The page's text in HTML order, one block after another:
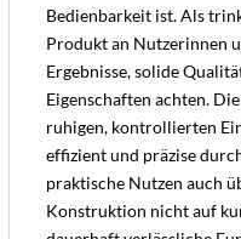
Bedienbarkeit ist. Als
Produkt an Nutzerinnen
Ergebnisse, solide
Eigenschaften achten.
ruhigen, kontrollierten
effizient und präzise
praktische Nutzen auch
Konstruktion nicht auf